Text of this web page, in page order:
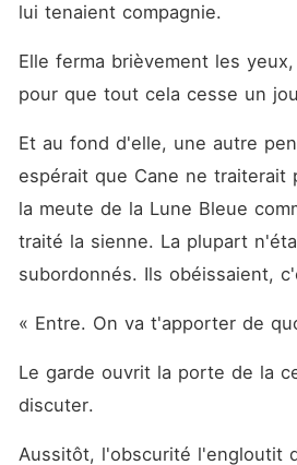
lui tenaient compagnie.
Elle ferma brièvement les
pour que tout cela cesse un
Et au fond d'elle, une autre
espérait que Cane ne traiterait
la meute de la Lune Bleue
traité la sienne. La plupart
subordonnés. Ils obéissaient,
« Entre. On va t'apporter de
Le garde ouvrit la porte de la
discuter.
Aussitôt, l'obscurité l'engloutit